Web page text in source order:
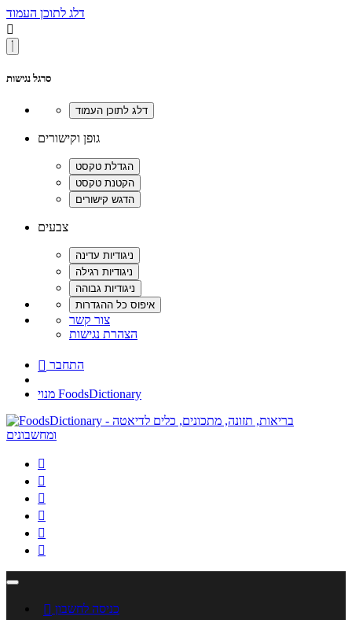
דלג לתוכן העמוד

סרגל נגישות
גופן וקישורים
צבעים
צור קשר
הצהרת נגישות
 התחבר
מנוי FoodsDictionary






 כניסה לחשבון